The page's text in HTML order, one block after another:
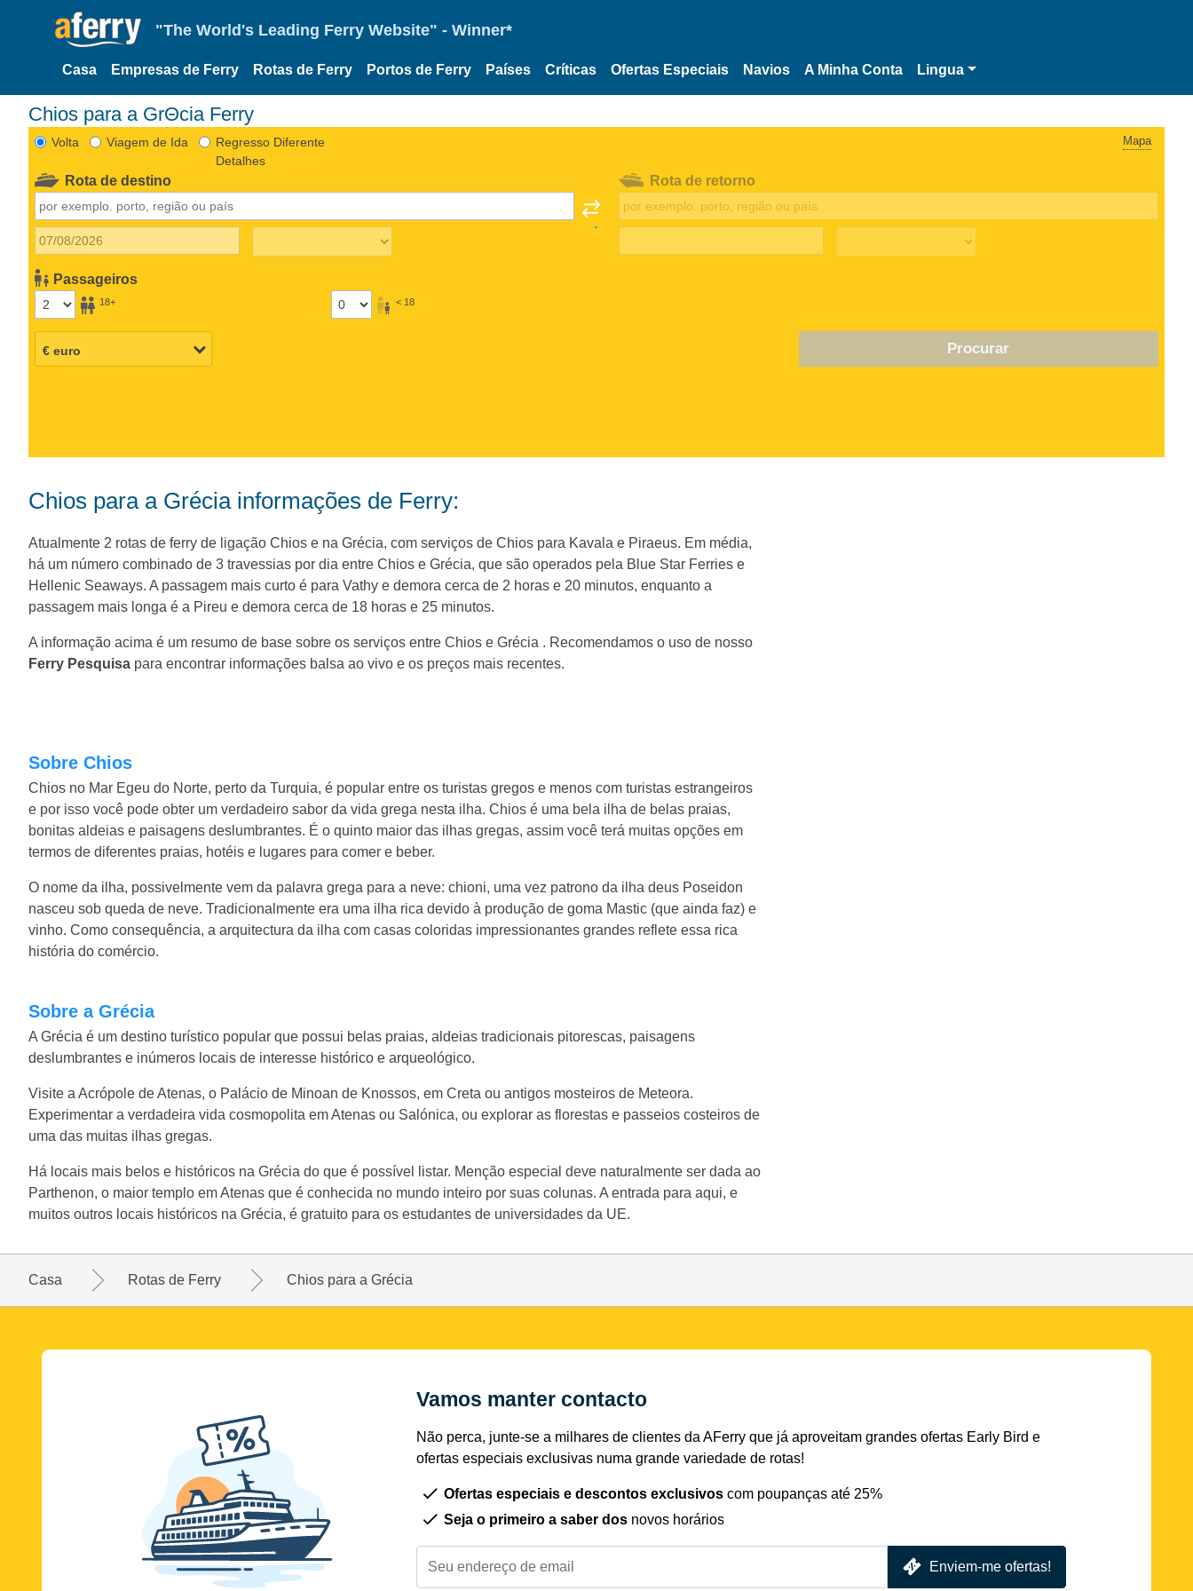
"The World's Leading Ferry Website" - Winner*
Casa Empresas de Ferry Rotas de Ferry Portos de Ferry Países Críticas Ofertas Especiais Navios A Minha Conta Lingua
Chios para a GrΘcia Ferry
Volta Viagem de Ida
Regresso Diferente
Detalhes
Mapa
Rota de destino
Passageiros
18+ < 18
Rota de retorno
Procurar
Chios para a Grécia informações de Ferry:
Atualmente 2 rotas de ferry de ligação Chios e na Grécia, com serviços de Chios para Kavala e Piraeus. Em média,
há um número combinado de 3 travessias por dia entre Chios e Grécia, que são operados pela Blue Star Ferries e
Hellenic Seaways. A passagem mais curto é para Vathy e demora cerca de 2 horas e 20 minutos, enquanto a
passagem mais longa é a Pireu e demora cerca de 18 horas e 25 minutos.
A informação acima é um resumo de base sobre os serviços entre Chios e Grécia . Recomendamos o uso de nosso
Ferry Pesquisa para encontrar informações balsa ao vivo e os preços mais recentes.
Sobre Chios
Chios no Mar Egeu do Norte, perto da Turquia, é popular entre os turistas gregos e menos com turistas estrangeiros
e por isso você pode obter um verdadeiro sabor da vida grega nesta ilha. Chios é uma bela ilha de belas praias,
bonitas aldeias e paisagens deslumbrantes. É o quinto maior das ilhas gregas, assim você terá muitas opções em
termos de diferentes praias, hotéis e lugares para comer e beber.
O nome da ilha, possivelmente vem da palavra grega para a neve: chioni, uma vez patrono da ilha deus Poseidon
nasceu sob queda de neve. Tradicionalmente era uma ilha rica devido à produção de goma Mastic (que ainda faz) e
vinho. Como consequência, a arquitectura da ilha com casas coloridas impressionantes grandes reflete essa rica
história do comércio.
Sobre a Grécia
A Grécia é um destino turístico popular que possui belas praias, aldeias tradicionais pitorescas, paisagens
deslumbrantes e inúmeros locais de interesse histórico e arqueológico.
Visite a Acrópole de Atenas, o Palácio de Minoan de Knossos, em Creta ou antigos mosteiros de Meteora.
Experimentar a verdadeira vida cosmopolita em Atenas ou Salónica, ou explorar as florestas e passeios costeiros de
uma das muitas ilhas gregas.
Há locais mais belos e históricos na Grécia do que é possível listar. Menção especial deve naturalmente ser dada ao
Parthenon, o maior templo em Atenas que é conhecida no mundo inteiro por suas colunas. A entrada para aqui, e
muitos outros locais históricos na Grécia, é gratuito para os estudantes de universidades da UE.
Casa Rotas de Ferry Chios para a Grécia
Vamos manter contacto
Não perca, junte-se a milhares de clientes da AFerry que já aproveitam grandes ofertas Early Bird e
ofertas especiais exclusivas numa grande variedade de rotas!
Ofertas especiais e descontos exclusivos com poupanças até 25%
Seja o primeiro a saber dos novos horários
Enviem-me ofertas!